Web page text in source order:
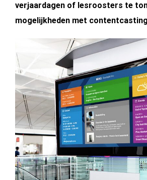
verjaardagen of lesroosters te
mogelijkheden met